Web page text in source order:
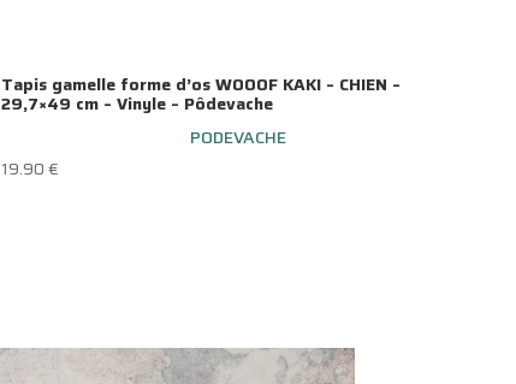
Tapis gamelle forme d’os WOOOF KAKI – CHIEN –
29,7×49 cm – Vinyle – Pôdevache
PODEVACHE
19.90€